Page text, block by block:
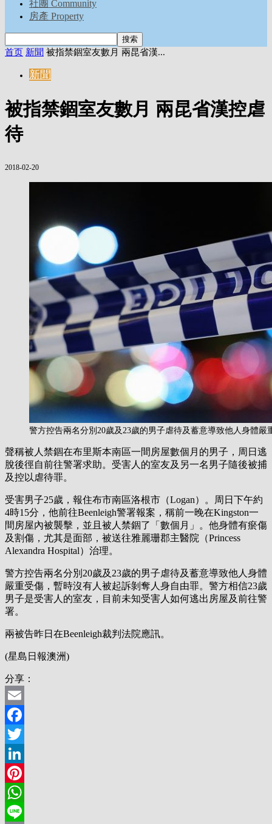
社團 Community
房產 Property
首页 新聞 被指禁錮室友數月 兩昆省漢...
新聞
被指禁錮室友數月 兩昆省漢控虐
待
2018-02-20
警方控告兩名分別20歲及23歲的男子虐待及蓄意導致他人身體嚴
聲稱被人禁錮在布里斯本南區一間房屋數個月的男子，周日逃
脫後徑自前往警署求助。受害人的室友及另一名男子隨後被捕
及控以虐待罪。
受害男子25歲，報住布市南區洛根市（Logan）。周日下午約
4時15分，他前往Beenleigh警署報案，稱前一晚在Kingston一
間房屋內被襲擊，並且被人禁錮了「數個月」。他身體有瘀傷
及割傷，尤其是面部，被送往雅麗珊郡主醫院（Princess
Alexandra Hospital）治理。
警方控告兩名分別20歲及23歲的男子虐待及蓄意導致他人身體
嚴重受傷，暫時沒有人被起訴剝奪人身自由罪。警方相信23歲
男子是受害人的室友，目前未知受害人如何逃出房屋及前往警
署。
兩被告昨日在Beenleigh裁判法院應訊。
(星島日報澳洲)
分享：
Email
Facebook
Twitter
LinkedIn
Pinterest
WhatsApp